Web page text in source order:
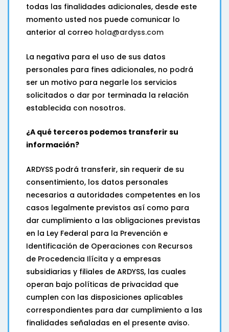
todas las finalidades adicionales, desde este
momento usted nos puede comunicar lo
anterior al correo hola@ardyss.com
La negativa para el uso de sus datos
personales para fines adicionales, no podrá
ser un motivo para negarle los servicios
solicitados o dar por terminada la relación
establecida con nosotros.
¿A qué terceros podemos transferir su
información?
ARDYSS podrá transferir, sin requerir de su
consentimiento, los datos personales
necesarios a autoridades competentes en los
casos legalmente previstos así como para
dar cumplimiento a las obligaciones previstas
en la Ley Federal para la Prevención e
Identificación de Operaciones con Recursos
de Procedencia Ilícita y a empresas
subsidiarias y filiales de ARDYSS, las cuales
operan bajo políticas de privacidad que
cumplen con las disposiciones aplicables
correspondientes para dar cumplimiento a las
finalidades señaladas en el presente aviso.